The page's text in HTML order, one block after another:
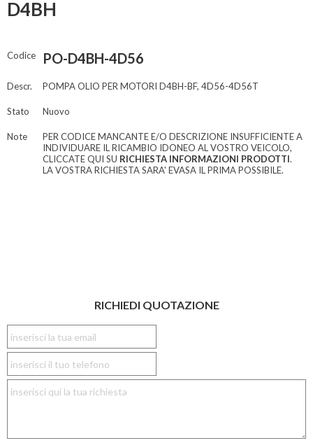
D4BH
Codice PO-D4BH-4D56
Descr. POMPA OLIO PER MOTORI D4BH-BF, 4D56-4D56T
Stato Nuovo
Note
PER CODICE MANCANTE E/O DESCRIZIONE INSUFFICIENTE A
INDIVIDUARE IL RICAMBIO IDONEO AL VOSTRO VEICOLO,
CLICCATE QUI SU RICHIESTA INFORMAZIONI PRODOTTI.
LA VOSTRA RICHIESTA SARA' EVASA IL PRIMA POSSIBILE.
RICHIEDI QUOTAZIONE